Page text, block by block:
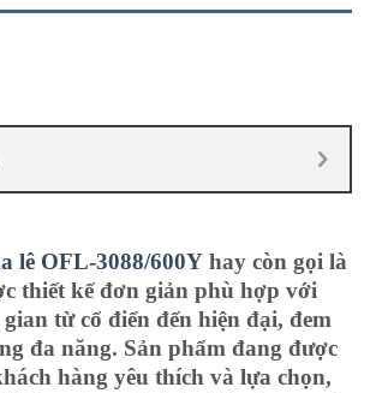
lê OFL-3088/600Y hay còn gọi là
thiết kế đơn giản phù hợp với
từ cổ điển đến hiện đại, đem
đa năng. Sản phẩm đang được
hàng yêu thích và lựa chọn,